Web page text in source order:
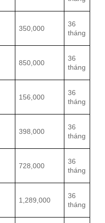
350,000
36
tháng
850,000
36
tháng
156,000
36
tháng
398,000
36
tháng
728,000
36
tháng
1,289,000
36
tháng